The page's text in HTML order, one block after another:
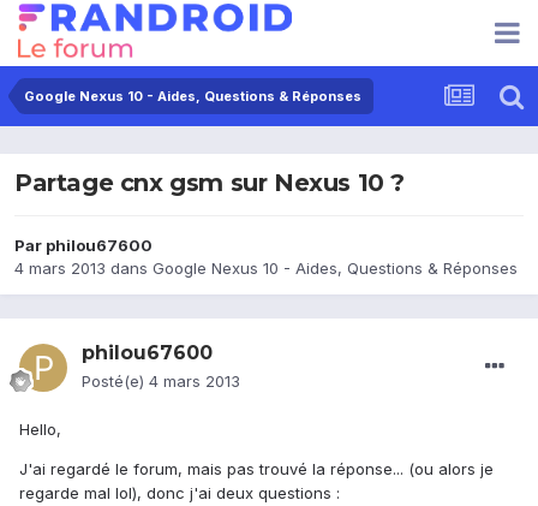
Google Nexus 10 - Aides, Questions & Réponses
Partage cnx gsm sur Nexus 10 ?
Par philou67600
4 mars 2013 dans Google Nexus 10 - Aides, Questions & Réponses
philou67600
Posté(e) 4 mars 2013
Hello,
J'ai regardé le forum, mais pas trouvé la réponse... (ou alors je
regarde mal lol), donc j'ai deux questions :